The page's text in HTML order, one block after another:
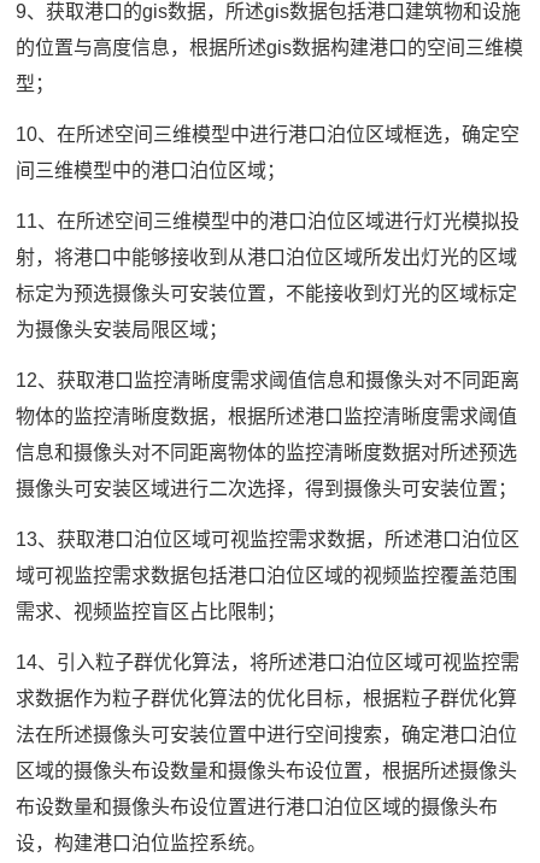
9、获取港口的gis数据，所述gis数据包括港口建筑物和设施
的位置与高度信息，根据所述gis数据构建港口的空间三维模
型；
10、在所述空间三维模型中进行港口泊位区域框选，确定空
间三维模型中的港口泊位区域；
11、在所述空间三维模型中的港口泊位区域进行灯光模拟投
射，将港口中能够接收到从港口泊位区域所发出灯光的区域
标定为预选摄像头可安装位置，不能接收到灯光的区域标定
为摄像头安装局限区域；
12、获取港口监控清晰度需求阈值信息和摄像头对不同距离
物体的监控清晰度数据，根据所述港口监控清晰度需求阈值
信息和摄像头对不同距离物体的监控清晰度数据对所述预选
摄像头可安装区域进行二次选择，得到摄像头可安装位置；
13、获取港口泊位区域可视监控需求数据，所述港口泊位区
域可视监控需求数据包括港口泊位区域的视频监控覆盖范围
需求、视频监控盲区占比限制；
14、引入粒子群优化算法，将所述港口泊位区域可视监控需
求数据作为粒子群优化算法的优化目标，根据粒子群优化算
法在所述摄像头可安装位置中进行空间搜索，确定港口泊位
区域的摄像头布设数量和摄像头布设位置，根据所述摄像头
布设数量和摄像头布设位置进行港口泊位区域的摄像头布
设，构建港口泊位监控系统。